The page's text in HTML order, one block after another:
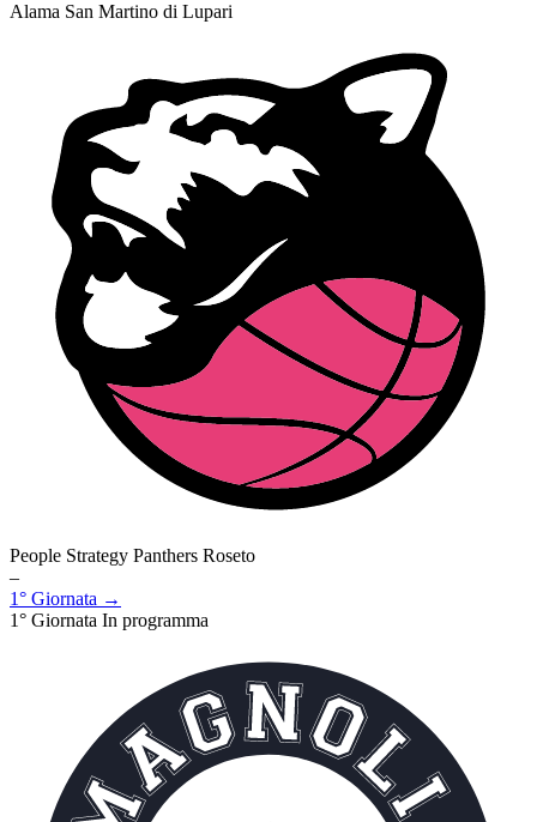
Alama San Martino di Lupari
People Strategy Panthers Roseto
–
1° Giornata →
1° Giornata In programma